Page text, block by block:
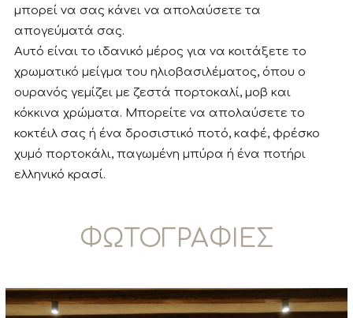
μπορεί να σας κάνει να απολαύσετε τα
απογεύματά σας.
Αυτό είναι το ιδανικό μέρος για να κοιτάξετε το
χρωματικό μείγμα του ηλιοβασιλέματος, όπου ο
ουρανός γεμίζει με ζεστά πορτοκαλί, μοβ και
κόκκινα χρώματα. Μπορείτε να απολαύσετε το
κοκτέιλ σας ή ένα δροσιστικό ποτό, καφέ, φρέσκο ​​
χυμό πορτοκάλι, παγωμένη μπύρα ή ένα ποτήρι
ελληνικό κρασί.
ΦΩΤΟΓΡΑΦΙΕΣ